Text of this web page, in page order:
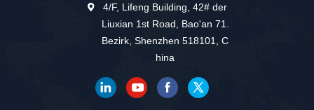
4/F, Lifeng Building, 42# der
Liuxian 1st Road, Bao'an 71.
Bezirk, Shenzhen 518101, C
hina